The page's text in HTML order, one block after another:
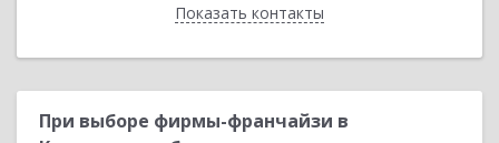
Показать контакты
Назад
При выборе фирмы-франчайзи в